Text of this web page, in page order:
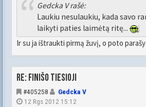
Gedcka V rašė:
Laukiu nesulaukiu, kada savo
laikyti paties laimėtą ritę...
Ir su ja ištraukti pirmą žuvį, o poto
Re: FINIŠO TIESIOJI
#405258
Gedcka V
12 Rgs 2012 15:12